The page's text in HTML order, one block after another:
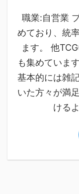
職業:自営業
めており、統
ます。 他
も集めていま
基本的には雑
いた方々が満
ける